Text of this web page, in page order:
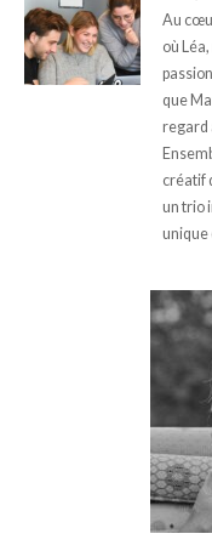
Au
où
que
regard
créatif
un trio
unique